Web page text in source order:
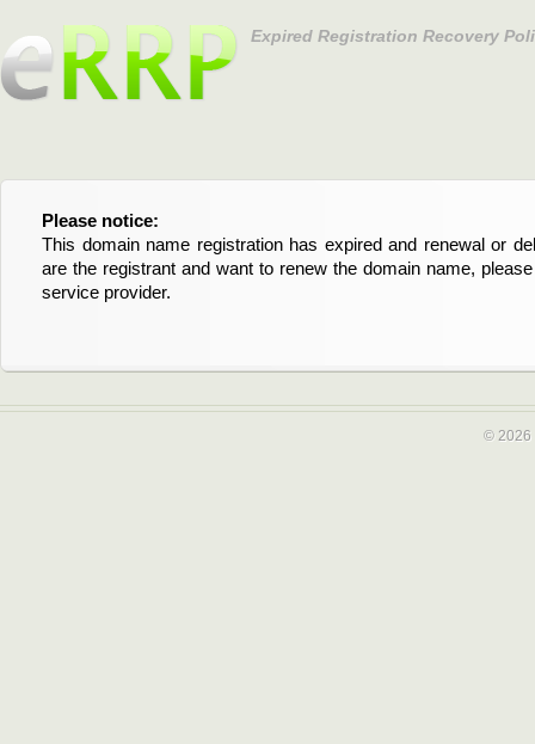
Expired Registration Recovery
Please notice:
This domain name registration has expired and renewal or
are the registrant and want to renew the domain name,
service provider.
Bitte beachten Sie:
Diese Domainregistrierung ist abgelaufen und die
Domain stehen an. Wenn Sie der Registrant sind und
verlängern möchten, kontaktieren Sie bitte Ihren Service-
© 2026